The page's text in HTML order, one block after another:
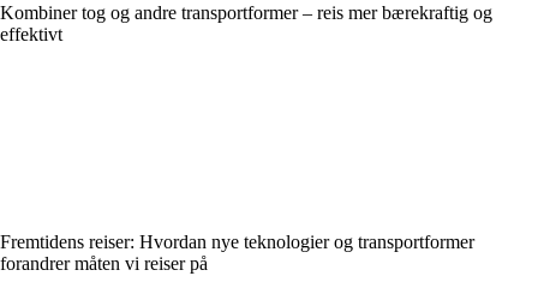
Kombiner tog og andre transportformer – reis mer bærekraftig og
effektivt
Fremtidens reiser: Hvordan nye teknologier og transportformer
forandrer måten vi reiser på